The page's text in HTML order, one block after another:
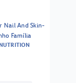
Nail And Skin-
Família